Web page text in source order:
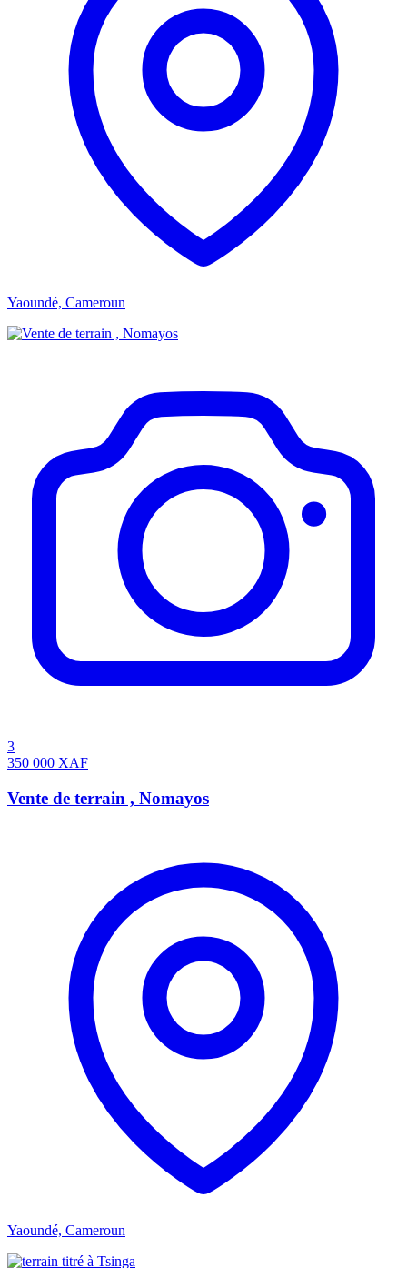
Yaoundé, Cameroun
3
350 000 XAF
Vente de terrain , Nomayos
Yaoundé, Cameroun